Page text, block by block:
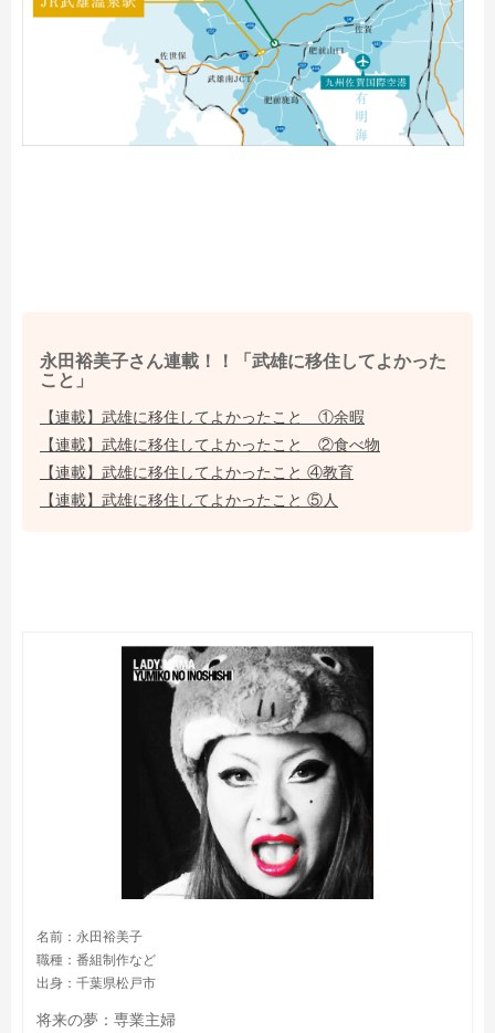
永田裕美子さん連載！！「武雄に移住してよかった
こと」
【連載】武雄に移住してよかったこと ①余暇
【連載】武雄に移住してよかったこと ②食べ物
【連載】武雄に移住してよかったこと ④教育
【連載】武雄に移住してよかったこと ⑤人
名前：永田裕美子
職種：番組制作など
出身：千葉県松戸市
将来の夢：専業主婦